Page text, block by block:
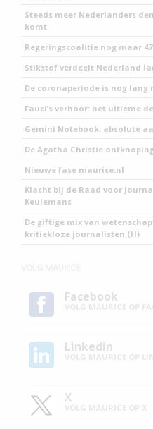
Steeds meer Nederlanders
komt
Regeringscoalitie nog maar
Stikstof verdeelt Nederland
De coronaperiode is nog lang
Fauci’s verhoor: het ultieme
Gemini Notebook: absolute
De Agatha Christie
Nieuwe fase maurice.nl
Klacht bij de Raad voor
Keulemans
De giftige mix van
kritiekloze journalisten (H)
Facebook
Linkedin
X